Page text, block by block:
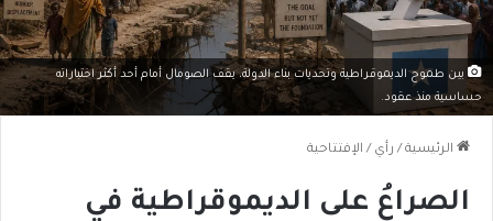
بين طموح الديموقراطية وتحديات بناء الدولة، يقف الصومال أمام أحد أكثر اختباراته
حساسية منذ عقود.
الرئيسية / رأي / الإفتتاحية
الصراعُ على الديموقراطية في